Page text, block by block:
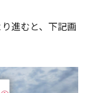
進むと、下記画